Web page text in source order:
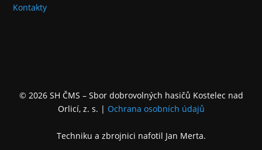
Kontakty
© 2026 SH ČMS – Sbor dobrovolných hasičů Kostelec nad
Orlicí, z. s. | Ochrana osobních údajů
Techniku a zbrojnici nafotil Jan Merta.